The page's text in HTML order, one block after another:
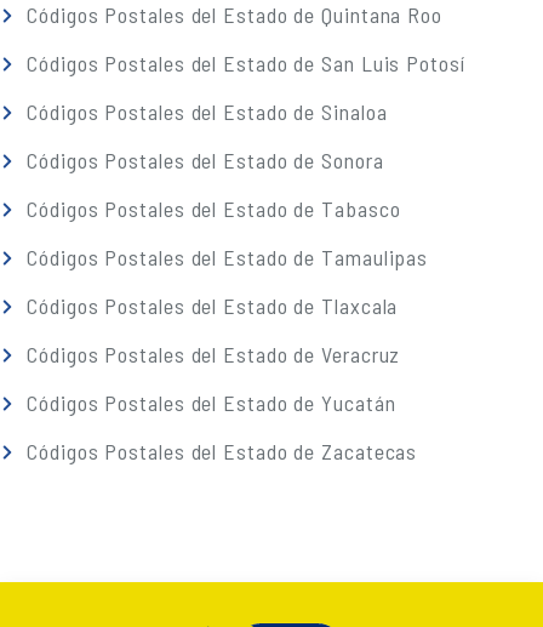
Códigos Postales del Estado de Quintana Roo
Códigos Postales del Estado de San Luis Potosí
Códigos Postales del Estado de Sinaloa
Códigos Postales del Estado de Sonora
Códigos Postales del Estado de Tabasco
Códigos Postales del Estado de Tamaulipas
Códigos Postales del Estado de Tlaxcala
Códigos Postales del Estado de Veracruz
Códigos Postales del Estado de Yucatán
Códigos Postales del Estado de Zacatecas